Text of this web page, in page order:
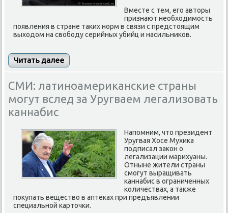
Вместе с тем, его авторы
признают необходимость
появления в стране таких норм в связи с предстоящим
выходом на свободу серийных убийц и насильников.
Читать далее
СМИ: латиноамериканские страны
могут вслед за Уругваем легализовать
каннабис
Напомним, что президент
Уругвая Хосе Мухика
подписал закон о
легализации марихуаны.
Отныне жители страны
смогут выращивать
каннабис в ограниченных
количествах, а также
покупать вещество в аптеках при предъявлении
специальной карточки.